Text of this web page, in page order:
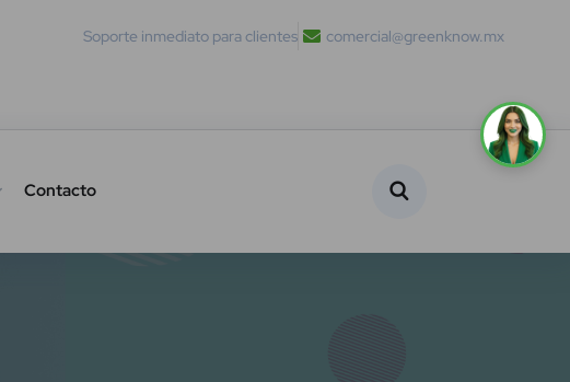
Soporte inmediato para clientes comercial@greenknow.mx
Contacto